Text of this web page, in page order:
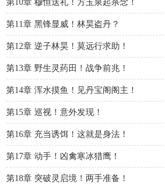
第10章 穆恒送礼！方玉泉起杀念！
第11章 黑锋显威！林昊盗丹？
第12章 逆子林昊！莫远行求助！
第13章 野生灵药田！战争前兆！
第14章 浑水摸鱼！见丹宝阁阁主！
第15章 巡视！意外发现！
第16章 充当诱饵！这就是身法！
第17章 动手！凶禽寒冰猎鹰！
第18章 突破灵启境！两手准备！